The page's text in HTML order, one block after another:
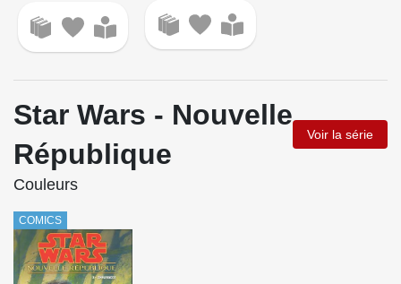
Star Wars - Nouvelle
République
Voir la série
Couleurs
COMICS